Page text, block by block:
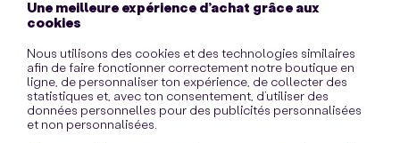
Une meilleure expérience d’achat grâce aux
cookies
Nous utilisons des cookies et des technologies similaires
afin de faire fonctionner correctement notre boutique en
ligne, de personnaliser ton expérience, de collecter des
statistiques et, avec ton consentement, d’utiliser des
données personnelles pour des publicités personnalisées
et non personnalisées.